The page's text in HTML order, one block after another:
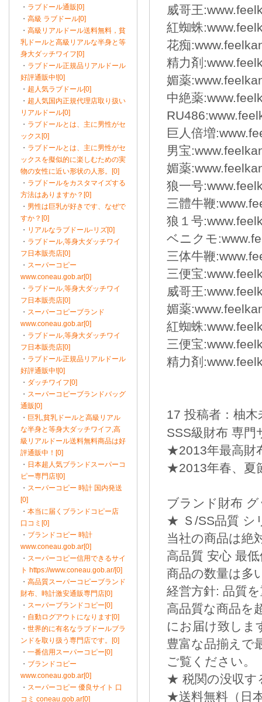
・ ラブドール通販[0]
・ 高級 ラブドール[0]
・ 高級リアルドール送料無料，貧
乳ドールと高級リアルな半身と等
身大ダッチワイフ[0]
・ ラブドール正規品リアルドール
好評通販中![0]
・ 超人気ラブドール[0]
・ 超人気国内正規代理店取り扱い
リアルドール[0]
・ ラブドールとは、主に男性がセ
ックス[0]
・ ラブドールとは、主に男性がセ
ックスを擬似的に楽しむための実
物の女性に近い形状の人形。[0]
・ ラブドールをカスタマイズする
方法はありますか？[0]
・ 男性は巨乳が好きです、なぜで
すか？[0]
・ リアルなラブドール-リズ[0]
・ ラブドール,等身大ダッチワイ
フ日本販売店[0]
・ スーパーコピー
www.coneau.gob.ar[0]
・ ラブドール,等身大ダッチワイ
フ日本販売店[0]
・ スーパーコピーブランド
www.coneau.gob.ar[0]
・ ラブドール,等身大ダッチワイ
フ日本販売店[0]
・ ラブドール正規品リアルドール
好評通販中![0]
・ ダッチワイフ[0]
・ スーパーコピーブランドバッグ
通販[0]
・ 巨乳,貧乳ドールと高級リアル
な半身と等身大ダッチワイフ,高
級リアルドール送料無料商品は好
評通販中！[0]
・ 日本超人気ブランドスーパーコ
ピー専門店![0]
・ スーパーコピー 時計 国内発送
[0]
・ 本当に届くブランドコピー店
口コミ[0]
・ ブランドコピー 時計
www.coneau.gob.ar[0]
・ スーパーコピー信用できるサイ
ト https://www.coneau.gob.ar/[0]
・ 高品質スーパーコピーブランド
財布、時計激安通販専門店[0]
・ スーパーブランドコピー[0]
・ 自動ログアウトになります[0]
・ 世界的に有名なラブドールブラ
ンドを取り扱う専門店です。[0]
・ 一番信用スーパーコピー[0]
・ ブランドコピー
www.coneau.gob.ar[0]
・ スーパーコピー 優良サイト 口
コミ coneau.gob.ar[0]
威哥王
紅蜘蛛
花痴
精力剤
媚薬
中絶薬
巨人倍増
男宝
媚薬
狼一号
三體牛鞭
狼１号
ベニクモ
三体牛鞭
三便宝
威哥王
媚薬
紅蜘蛛
三便宝
精力剤
17 投稿者：柚
SSS級財布 専門
★2013年最高財
★2013年春、夏
ブランド財布
★ Ｓ/SS品質 シ
当社の商品は絶
高品質 安心 最
商品の数量は多
経営方針: 品質
高品質な商品を
にお届け致しま
豊富な品揃えで
ご覧ください。
★ 税関の没収す
★送料無料（日